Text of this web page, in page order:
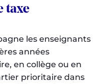
taxe
les enseignants
années
en collège ou en
prioritaire dans